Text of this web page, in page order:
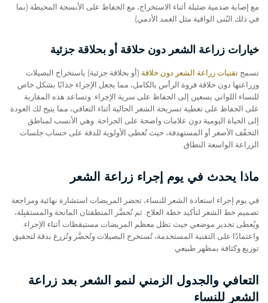
مع إصابة صدمية ضئيلة أثناء الاستخراج، مع الحفاظ على الأنسجة المحيطة (بما
في ذلك البُنى الواقية مثل الغمد الأدمي).
خيارات زراعة الشعر دون حلاقة أو بحلاقة جزئية
تسمح تقنيات زراعة الشعر دون حلاقة (أو بحلاقة جزئية) باستخراج البصيلات
وزراعتها دون حلاقة فروة الرأس بالكامل، مما يجعل الإجراء جذابًا بشكل خاص
للنساء اللواتي يسعين إلى الحفاظ على سرية الإجراء. وتساعد هذه المقاربة
على الحفاظ على تغطية تسريحة الشعر الحالية أثناء التعافي، مما يتيح لك العودة
إلى الحياة اليومية دون علامات واضحة على الجراحة. وهي الأنسب لمناطق
التخفّف الأصغر أو المستهدفة، حيث تُعطى الأولوية للدقة على حساب جلسات
الزراعة الواسعة النطاق.
ماذا يحدث في يوم إجراء زراعة الشعر
في يوم إجراء استعادة الشعر للنساء، تحضر المريضات استشارة نهائية ومراجعة
تصميم خط الشعر لتأكيد خطة العلاج. ثم تُحضَّر المنطقتان المانحة والمستقبِلة،
ويُعطى تخدير موضعي حيث تظل معظم المريضات مستيقظات أثناء الإجراء.
واعتمادًا على التقنية المستخدمة، تُستخرج البصيلات وتُحضَّر وتُزرع بدقة لتحقيق
توزيع وكثافة بمظهر طبيعي.
التعافي والجدول الزمني لنمو الشعر بعد زراعة
الشعر للنساء